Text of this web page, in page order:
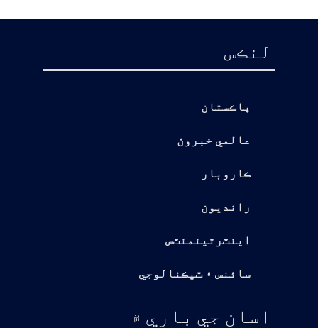
لنڪس
پاڪستان
عالمي خبرون
ڪاروبار
رانديون
اينٽرتينمنٽس
سائنس ۽ ٽيڪنالوجي
اسان جي باري ۾